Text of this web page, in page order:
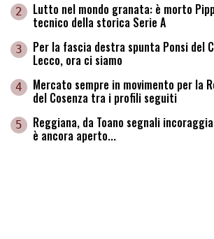
2 Lutto nel mondo granata: è morto
tecnico della storica Serie A
3 Per la fascia destra spunta Ponsi del
Lecco, ora ci siamo
4 Mercato sempre in movimento per la
del Cosenza tra i profili seguiti
5 Reggiana, da Toano segnali
è ancora aperto...